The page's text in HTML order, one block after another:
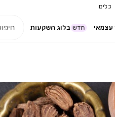
כלים
בלוג השקעות חדש